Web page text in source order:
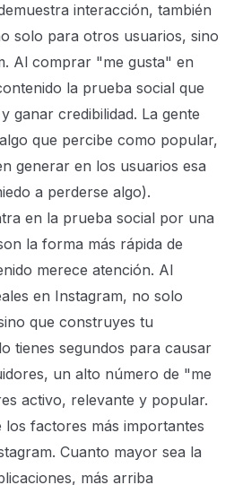
interacción, también
solo para otros usuarios, sino
Al comprar "me gusta" en
la prueba social que
ganar credibilidad. La gente
que percibe como popular,
generar en los usuarios esa
a perderse algo).
en la prueba social por una
la forma más rápida de
merece atención. Al
en Instagram, no solo
que construyes tu
tienes segundos para causar
un alto número de "me
activo, relevante y popular.
los factores más importantes
Cuanto mayor sea la
más arriba